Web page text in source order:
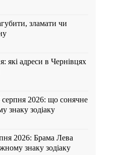
зламати чи
які адреси в Чернівцях
2026: що сонячне
знаку зодіаку
2026: Брама Лева
знаку зодіаку